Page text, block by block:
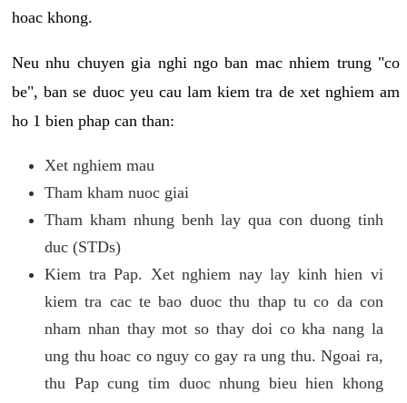
hoac khong.
Neu nhu chuyen gia nghi ngo ban mac nhiem trung "co
be", ban se duoc yeu cau lam kiem tra de xet nghiem am
ho 1 bien phap can than:
Xet nghiem mau
Tham kham nuoc giai
Tham kham nhung benh lay qua con duong tinh
duc (STDs)
Kiem tra Pap. Xet nghiem nay lay kinh hien vi
kiem tra cac te bao duoc thu thap tu co da con
nham nhan thay mot so thay doi co kha nang la
ung thu hoac co nguy co gay ra ung thu. Ngoai ra,
thu Pap cung tim duoc nhung bieu hien khong